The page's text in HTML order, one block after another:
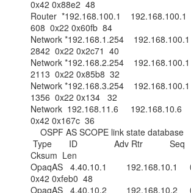
0x42 0x88e2  48
Router  *192.168.100.1    192.168.100.1
608  0x22 0x60fb  84
Network *192.168.1.254
2842  0x22 0x2c71  40
Network *192.168.2.254
2113  0x22 0x85b8  32
Network *192.168.3.254
1356  0x22 0x134   32
Network  192.168.11.6     192.168.10.6
0x42 0x167c  36
Cksum  Len
OpaqAS   4.40.10.1        192.168.10.1
0x42 0xfeb0  48
OpaqAS   4.40.10.2        192.168.10.2